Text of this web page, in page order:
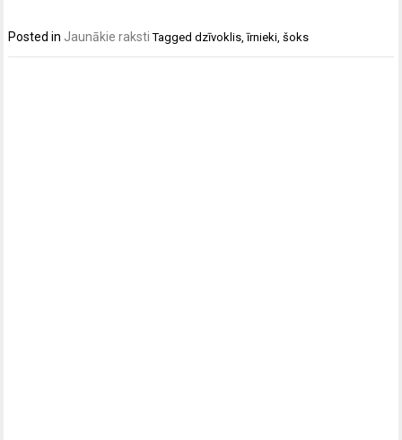
Posted in Jaunākie raksti Taggeddzīvoklis,īrnieki,šoks